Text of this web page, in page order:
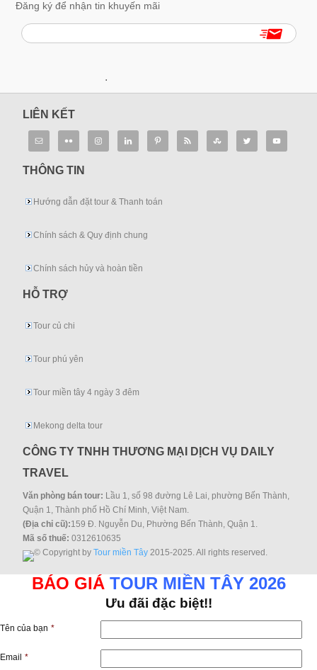
Đăng ký để nhận tin khuyến mãi
.
LIÊN KẾT
THÔNG TIN
Hướng dẫn đặt tour & Thanh toán
Chính sách & Quy định chung
Chính sách hủy và hoàn tiền
HỖ TRỢ
Tour củ chi
Tour phú yên
Tour miền tây 4 ngày 3 đêm
Mekong delta tour
CÔNG TY TNHH THƯƠNG MẠI DỊCH VỤ DAILY
TRAVEL
Văn phòng bán tour: Lầu 1, số 98 đường Lê Lai, phường Bến Thành,
Quận 1, Thành phố Hồ Chí Minh, Việt Nam.
(Địa chỉ cũ):159 Đ. Nguyễn Du, Phường Bến Thành, Quận 1.
Mã số thuế: 0312610635
© Copyright byTour miền Tây 2015-2025. All rights reserved.
BÁO GIÁ TOUR MIỀN TÂY 2026
Ưu đãi đặc biệt!!
Tên của bạn *
Email *